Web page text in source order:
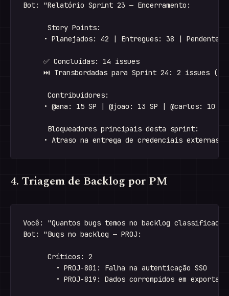
Bot: "Relatório Sprint 23 — Encerramento:
      Story Points:
• Planejados: 42 | Entregues: 38 | Pendentes:
     ✅ Concluídas: 14 issues
⏭ Transbordadas para Sprint 24: 2 issues
      Contribuidores:
     • @ana: 15 SP | @joao: 13 SP | @carlos: 10 SP
      Bloqueadores principais desta sprint:
4. Triagem de Backlog por PM
Você: "Quantos bugs temos no backlog
Bot: "Bugs no backlog — PROJ:
      Críticos: 2
        • PROJ-801: Falha na autenticação SSO
• PROJ-819: Dados corrompidos em